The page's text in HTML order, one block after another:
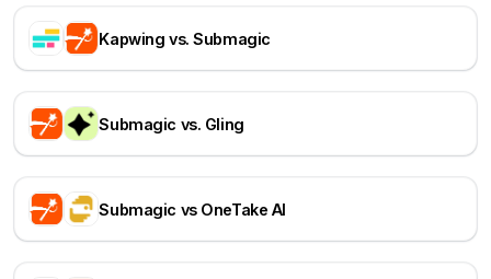
Kapwing vs. Submagic
Submagic vs. Gling
Submagic vs OneTake AI